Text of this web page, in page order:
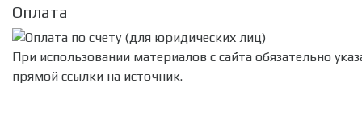
Оплата
При использовании материалов с сайта обязательно
прямой ссылки на источник.